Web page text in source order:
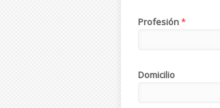
Profesión*
Domicilio